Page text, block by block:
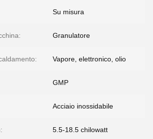
Su misura
Granulatore
Vapore, elettronico, olio
GMP
Acciaio inossidabile
5.5-18.5 chilowatt